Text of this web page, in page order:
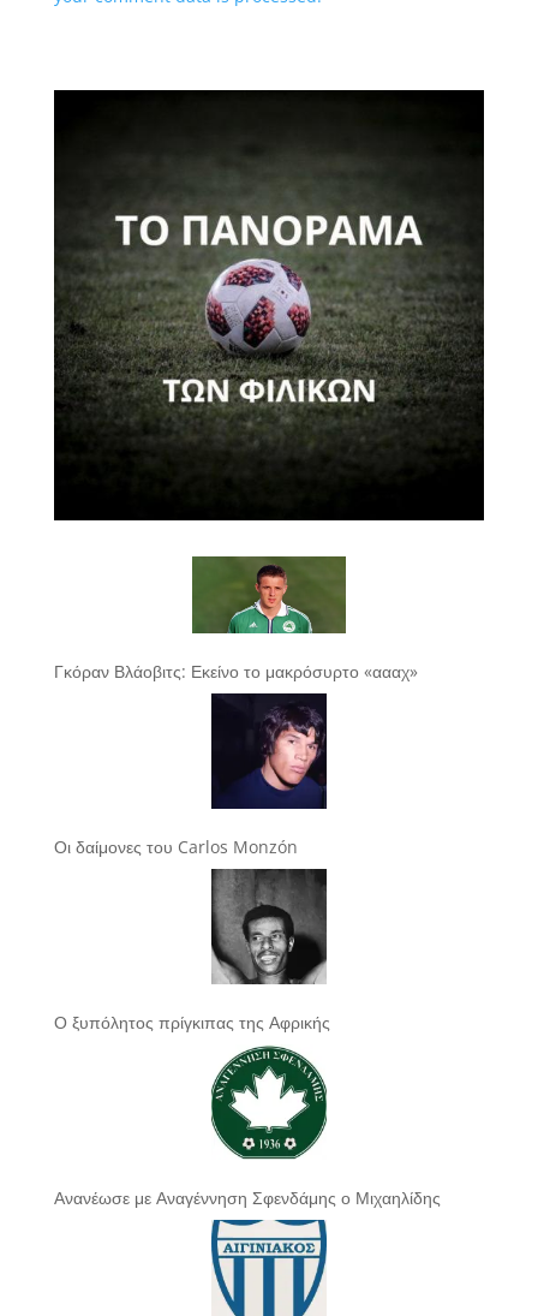
Γκόραν Βλάοβιτς: Εκείνο το μακρόσυρτο «αααχ»
Οι δαίμονες του Carlos Monzón
Ο ξυπόλητος πρίγκιπας της Αφρικής
Ανανέωσε με Αναγέννηση Σφενδάμης ο Μιχαηλίδης